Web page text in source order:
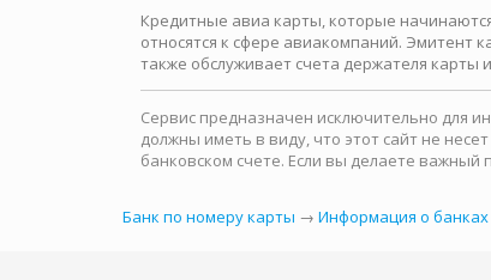
Кредитные авиа карты, которые
относятся к сфере авиакомпаний. Эмитент
также обслуживает счета держателя
Сервис предназначен исключительно для
должны иметь в виду, что этот сайт не
банковском счете. Если вы делаете
Банк по номеру карты → Информация о